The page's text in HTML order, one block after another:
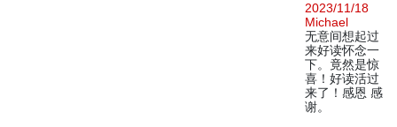
2023/11/18
Michael
无意间想起过
来好读怀念一
下。竟然是惊
喜！好读活过
来了！感恩 感
谢。